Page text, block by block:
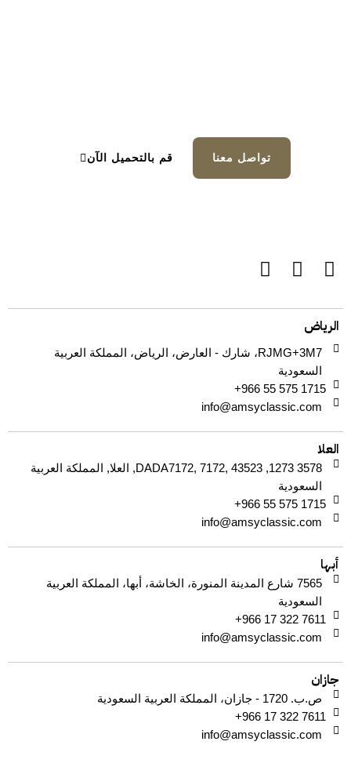
تواصل معنا قم بالتحميل الآن
الرياض
RJMG+3M7، شارك - العارض، الرياض، المملكة العربية
السعودية
+966 55 575 1715
info@amsyclassic.com
العلا
3578 1273, DADA7172, 7172, 43523, العلا, المملكة العربية
السعودية
+966 55 575 1715
info@amsyclassic.com
أبها
7565 شارع المدينة المنورة، الخاشة، أبها، المملكة العربية
السعودية
+966 17 322 7611
info@amsyclassic.com
جازان
ص.ب. 1720 - جازان، المملكة العربية السعودية
+966 17 322 7611
info@amsyclassic.com